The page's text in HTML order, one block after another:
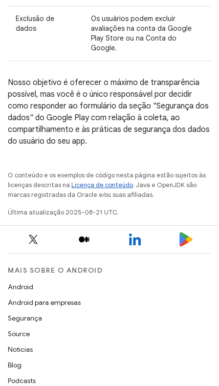
Exclusão de
dados
Os usuários podem excluir
avaliações na conta da Google
Play Store ou na Conta do
Google.
Nosso objetivo é oferecer o máximo de transparência
possível, mas você é o único responsável por decidir
como responder ao formulário da seção "Segurança dos
dados" do Google Play com relação à coleta, ao
compartilhamento e às práticas de segurança dos dados
do usuário do seu app.
O conteúdo e os exemplos de código nesta página estão sujeitos às
licenças descritas na Licença de conteúdo. Java e OpenJDK são
marcas registradas da Oracle e/ou suas afiliadas.
Última atualização 2025-08-21 UTC.
MAIS SOBRE O ANDROID
Android
Android para empresas
Segurança
Source
Notícias
Blog
Podcasts